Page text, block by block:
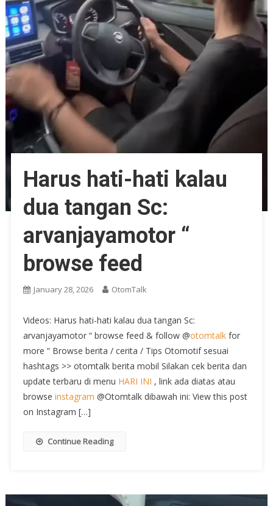
Harus hati-hati kalau
dua tangan Sc:
arvanjayamotor “
browse feed
January 28, 2026 OtomTalk
Videos: Harus hati-hati kalau dua tangan Sc:
arvanjayamotor “ browse feed & follow @otomtalkfor
more “ Browse berita / cerita / Tips Otomotif sesuai
hashtags >> otomtalk berita mobil Silakan cek berita dan
update terbaru di menu HARI INI , link ada diatas atau
browse instagram @Otomtalk dibawah ini: View this post
on Instagram […]
Continue Reading